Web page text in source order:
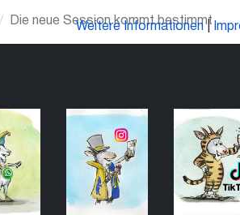
Die neue Session kommt bestimmt
Weitere Informationen |